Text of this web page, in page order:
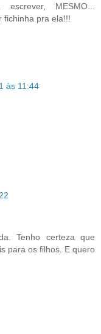
MESMO...
fichinha pra ela!!!
às 11:44
Tenho certeza que
para os filhos. E quero